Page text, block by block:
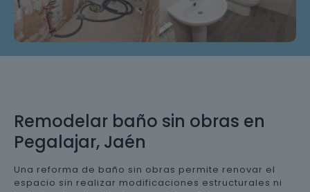
Remodelar baño sin obras en
Pegalajar, Jaén
Una reforma de baño sin obras permite renovar el
espacio sin realizar modificaciones estructurales ni